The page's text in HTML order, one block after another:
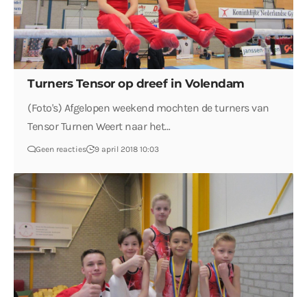
Turners Tensor op dreef in Volendam
(Foto's) Afgelopen weekend mochten de turners van
Tensor Turnen Weert naar het…
Geen reacties 9 april 2018 10:03